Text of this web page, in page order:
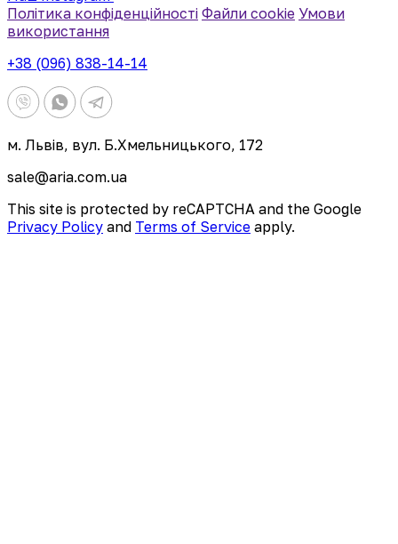
Політика конфіденційності Файли cookie Умови
використання
+38 (096) 838-14-14
м. Львів, вул. Б.Хмельницького, 172
sale@aria.com.ua
This site is protected by reCAPTCHA and the Google
Privacy Policy and Terms of Service apply.